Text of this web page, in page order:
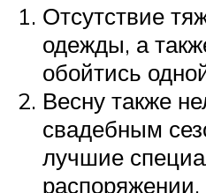
Отсутствие
одежды, а
обойтись
Весну также
свадебным
лучшие